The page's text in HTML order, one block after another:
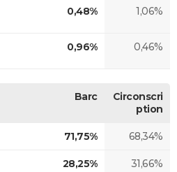
0,48% 1,06%
0,96% 0,46%
Barc
Circonscri
ption
71,75% 68,34%
28,25% 31,66%